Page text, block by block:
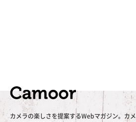
カメラの楽しさを提案するWebマガジン。カメ